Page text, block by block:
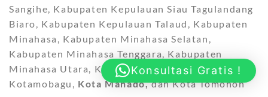
Sangihe, Kabupaten Kepulauan Siau Tagulandang
Biaro, Kabupaten Kepulauan Talaud, Kabupaten
Minahasa, Kabupaten Minahasa Selatan,
Kabupaten Minahasa Tenggara, Kabupaten
Minahasa Utara, Kota Bitung, Kota
Kotamobagu, Kota Manado,dan Kota Tomohon
Konsultasi Gratis !